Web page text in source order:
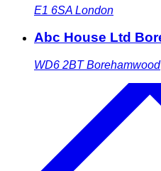
E1 6SA London
Abc House Ltd
WD6 2BT Borehamwood